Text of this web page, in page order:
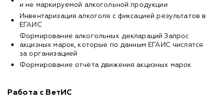
и не маркируемой алкогольной продукции
Инвентаризация алкоголя с фиксацией результатов в
ЕГАИС
Формирование алкогольных деклараций Запрос
акцизных марок, которые по данным ЕГАИС числятся
за организацией
Формирование отчёта движения акцизных марок
Работа с ВетИС